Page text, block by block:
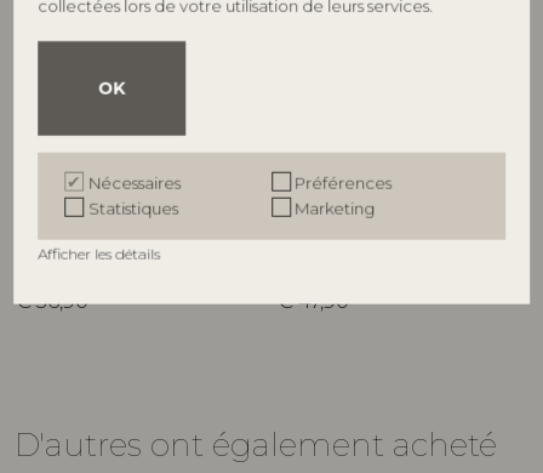
collectées lors de votre utilisation de leurs services.
OK
Nécessaires
Préférences
Statistiques
Marketing
Afficher les détails
Marnia Cruche avec
couvercle , Verte, Grès
82073071
D12,5xH16 cm
€ 36,90
Marnia Cruche avec
couvercle , Rouge, Grès
82073070
D12,5xH19,5 cm
€ 47,90
D'autres ont également acheté